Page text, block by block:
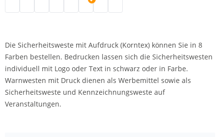
Signalweste mit Aufdruck | grau
Signalweste mit Aufdruck | schwarz
Signalweste mit Aufdruck | weiß
Signalweste mit Aufdruck | blau
Signalweste mit Aufdruck | grün
Signalweste mit Aufdruck | pink
Signalweste mit Aufdruck | rot
Die Sicherheitsweste mit Aufdruck (Korntex) können Sie in 8
Farben bestellen. Bedrucken lassen sich die Sicherheitswesten
individuell mit Logo oder Text in schwarz oder in Farbe.
Warnwesten mit Druck dienen als Werbemittel sowie als
Sicherheitsweste und Kennzeichnungsweste auf
Veranstaltungen.